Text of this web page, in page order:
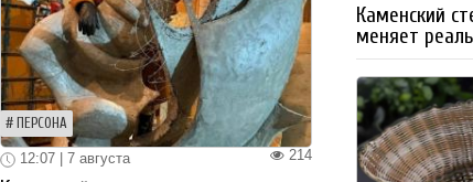
ПЕРСОНА
214
12:07 | 7 августа
Каменский
меняет